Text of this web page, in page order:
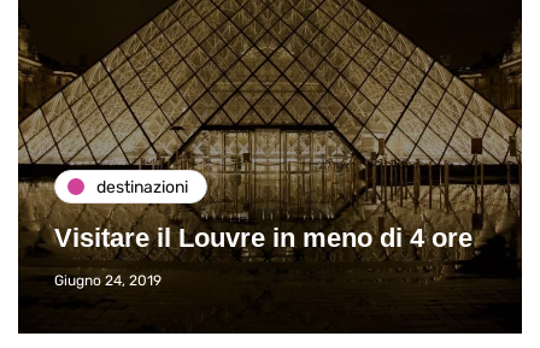
destinazioni
Visitare il Louvre in meno di 4 ore
Giugno 24, 2019